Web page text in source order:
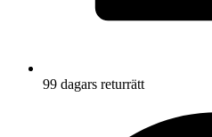
99 dagars returrätt